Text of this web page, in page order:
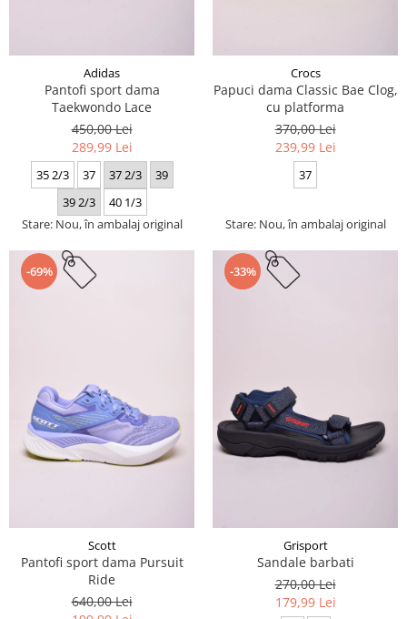
Adidas
Pantofi sport dama
Taekwondo Lace
450,00 Lei
289,99 Lei
35 2/3 37 37 2/3
39
39 2/3
40 1/3
Stare: Nou, în ambalaj original
Crocs
Papuci dama Classic Bae Clog,
cu platforma
370,00 Lei
239,99 Lei
37
Stare: Nou, în ambalaj original
-69%
Scott
Pantofi sport dama Pursuit
Ride
640,00 Lei
-33%
Grisport
Sandale barbati
270,00 Lei
179,99 Lei